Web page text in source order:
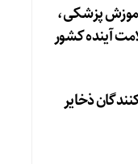
پزشکی،
آینده کشور
ذخایر